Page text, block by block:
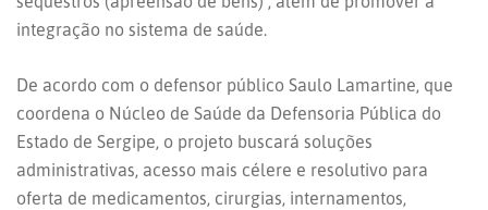
integração no sistema de saúde.
De acordo com o defensor público Saulo Lamartine, que
coordena o Núcleo de Saúde da Defensoria Pública do
Estado de Sergipe, o projeto buscará soluções
administrativas, acesso mais célere e resolutivo para
oferta de medicamentos, cirurgias, internamentos,